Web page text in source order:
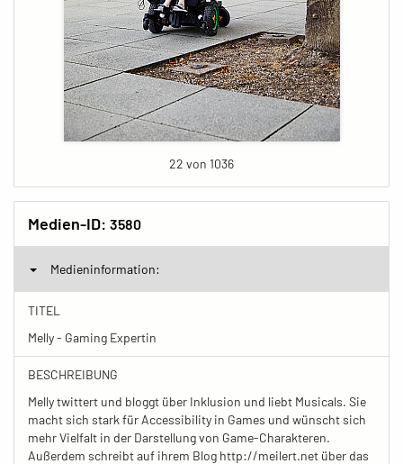
22 von 1036
Medien-ID: 3580
Medieninformation:
TITEL
Melly - Gaming Expertin
BESCHREIBUNG
Melly twittert und bloggt über Inklusion und liebt Musicals. Sie
macht sich stark für Accessibility in Games und wünscht sich
mehr Vielfalt in der Darstellung von Game-Charakteren.
Außerdem schreibt auf ihrem Blog http://meilert.net über das